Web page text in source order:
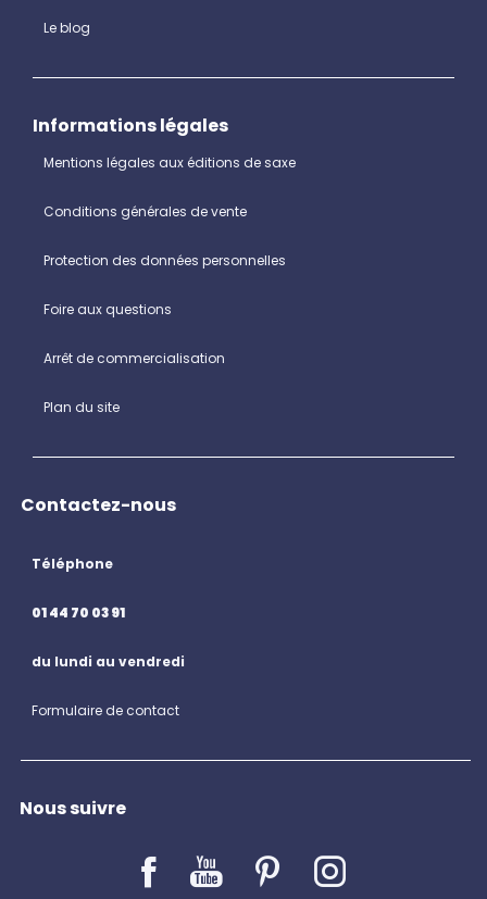
Le blog
Informations légales
Mentions légales aux éditions de saxe
Conditions générales de vente
Protection des données personnelles
Foire aux questions
Arrêt de commercialisation
Plan du site
Contactez-nous
Téléphone
01 44 70 03 91
du lundi au vendredi
Formulaire de contact
Nous suivre